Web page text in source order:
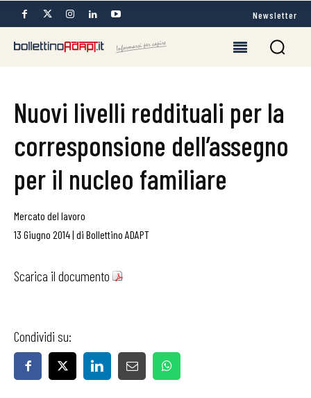
Newsletter
Nuovi livelli reddituali per la
corresponsione dell’assegno
per il nucleo familiare
Mercato del lavoro
13 Giugno 2014| di Bollettino ADAPT
Scarica il documento
Condividi su: